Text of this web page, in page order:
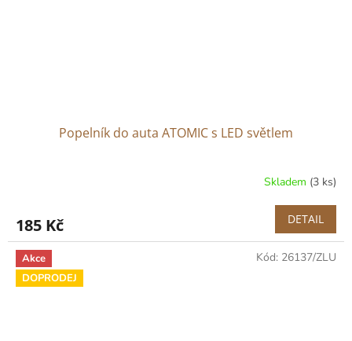
Popelník do auta ATOMIC s LED světlem
Skladem (3 ks)
185 Kč DETAIL
Akce
DOPRODEJ
Kód: 26137/ZLU